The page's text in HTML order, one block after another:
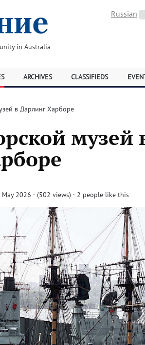
in Australia
Russian
ARCHIVES CLASSIFIEDS
в Дарлинг Харборе
музей
May 2026 · (502 views) · 2 people like this